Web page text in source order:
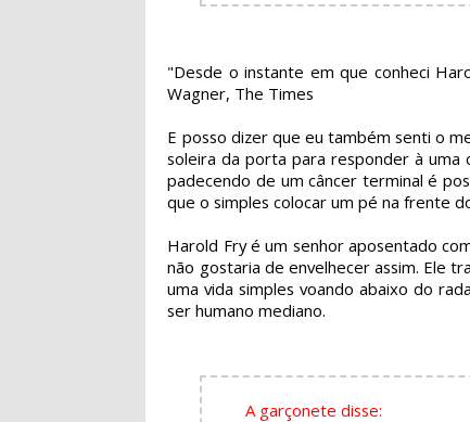
"Desde o instante em que conheci
Wagner, The Times
E posso dizer que eu também senti o
soleira da porta para responder à uma
padecendo de um câncer terminal é
que o simples colocar um pé na frente
Harold Fry é um senhor aposentado
não gostaria de envelhecer assim. Ele
uma vida simples voando abaixo do
ser humano mediano.
A garçonete disse: